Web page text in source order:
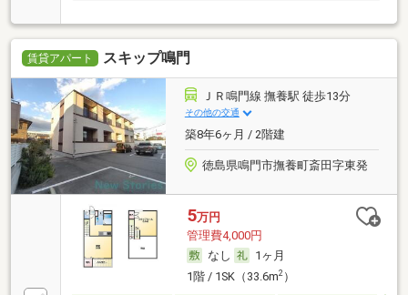
賃貸アパート スキップ鳴門
ＪＲ鳴門線 撫養駅 徒歩13分
その他の交通
築8年6ヶ月 / 2階建
徳島県鳴門市撫養町斎田字東発
5万円
管理費4,000円
なし
1ヶ月
1階 / 1SK（33.6m2）